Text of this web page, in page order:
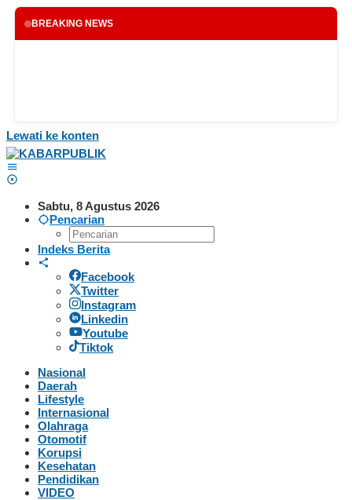
BREAKING NEWS
Lewati ke konten
Sabtu, 8 Agustus 2026
Pencarian
Indeks Berita
Facebook
Twitter
Instagram
Linkedin
Youtube
Tiktok
Nasional
Daerah
Lifestyle
Internasional
Olahraga
Otomotif
Korupsi
Kesehatan
Pendidikan
VIDEO